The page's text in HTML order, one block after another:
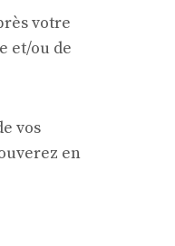
votre
et/ou de
vos
en